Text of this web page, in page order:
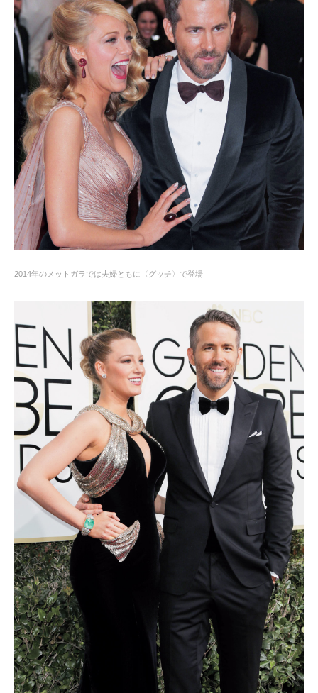
2014年のメットガラでは夫婦ともに〈グッチ〉で登場